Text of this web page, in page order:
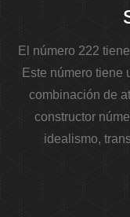
El número 222
Este número tiene
combinación de
constructor
idealismo,